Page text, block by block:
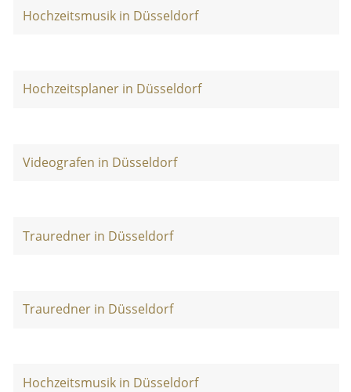
Hochzeitsmusik in Düsseldorf
Hochzeitsplaner in Düsseldorf
Videografen in Düsseldorf
Trauredner in Düsseldorf
Trauredner in Düsseldorf
Hochzeitsmusik in Düsseldorf